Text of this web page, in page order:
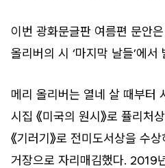
이번 광화문글판 여름편 문안
올리버의 시 ‘마지막 날들’에서
메리 올리버는 열네 살 때부터
시집 《미국의 원시》로 퓰리처
《기러기》로 전미도서상을 수
거장으로 자리매김했다. 2019